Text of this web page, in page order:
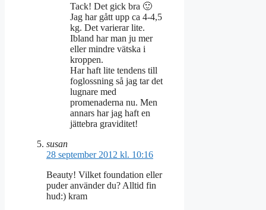
Tack! Det gick bra 🙂
Jag har gått upp ca 4-4,5
kg. Det varierar lite.
Ibland har man ju mer
eller mindre vätska i
kroppen.
Har haft lite tendens till
foglossning så jag tar det
lugnare med
promenaderna nu. Men
annars har jag haft en
jättebra graviditet!
susan
28 september 2012 kl. 10:16
Beauty! Vilket foundation eller
puder använder du? Alltid fin
hud:) kram